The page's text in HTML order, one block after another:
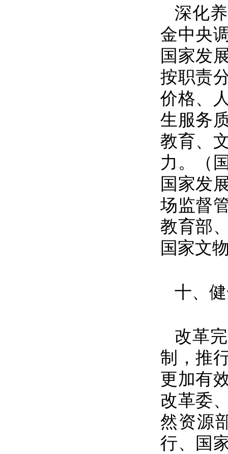
深化
金中央
国家发
按职责
价格、
生服务
教育、
力。（
国家发
场监督
教育部
国家文
十、
改革
制，推
更加有
改革委
然资源
行、国